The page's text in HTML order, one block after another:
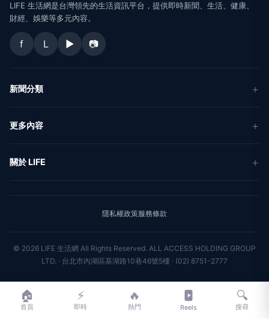
LIFE 生活網是台灣領先的生活資訊平台，提供即時新聞、生活、健康、
財經、娛樂等多元內容。
f L ▶ 📷
新聞分類
健康
更多內容
關於 LIFE
隱私權政策服務條款
© 2026 LIFE 生活網 All Rights Reserved. ALL ACCESS HOLDING GROUP
LTD. · 台北市內湖區基湖路10巷46號5樓 · (02) 8751-2777
🏠
首頁
⚡
即時
🔥
熱門 Reels
🔍
搜尋